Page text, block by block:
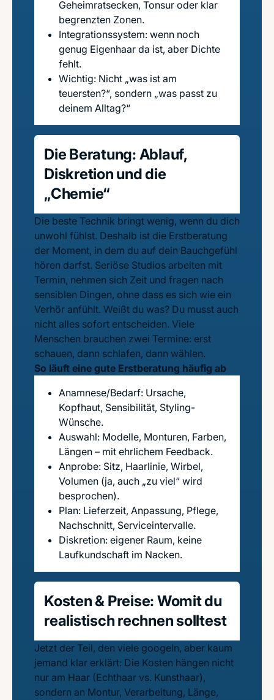
Geheimratsecken, Tonsur oder klar
begrenzten Zonen.
Integrationssystem: wenn noch
genug Eigenhaar da ist, aber Dichte
fehlt.
Wichtig: Nicht „was ist am
teuersten?“, sondern „was passt zu
deinem Alltag?“
Die Beratung: Ablauf,
Diskretion und die
„Chemie“
Die beste Technik bringt wenig, wenn du dich
unwohl fühlst. Deshalb ist die Erstberatung
der Moment, in dem du auf dein Bauchgefühl
hören darfst. Seriöse Studios arbeiten mit
Termin, nehmen sich Zeit und fragen nach
sensiblen Dingen, ohne dass es sich wie ein
Verhör anfühlt. Weißt du was? Du musst auch
nicht alles sofort entscheiden. Viele
Menschen brauchen zwei Termine: erst
schauen, dann schlafen, dann wählen.
So läuft eine gute Erstberatung häufig ab
Anamnese/Bedarf: Ursache,
Kopfhaut, Sensibilität, Styling-
Wünsche.
Auswahl: Modelle, Monturen, Farben,
Längen – mit ehrlichem Feedback.
Anprobe: Sitz, Haarlinie, Wirbel,
Volumen (ja, auch „zu viel“ wird
besprochen).
Plan: Lieferzeit, Anpassung, Pflege,
Nachschnitt, Serviceintervalle.
Diskretion: eigener Raum, keine
Laufkundschaft im Nacken.
Kosten & Preise: Womit du
realistisch rechnen solltest
Jetzt der Teil, den viele googeln, aber kaum
jemand klar erklärt: Die Kosten hängen nicht
nur am Haar (Echthaar vs. Kunsthaar),
sondern an Montur, Verarbeitung, Länge,